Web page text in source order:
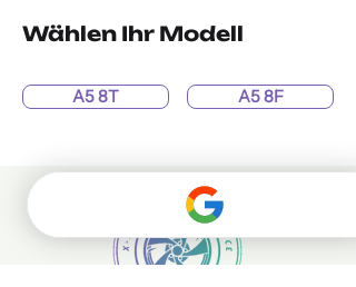
Wählen Ihr Modell
A5 8T A5 8F